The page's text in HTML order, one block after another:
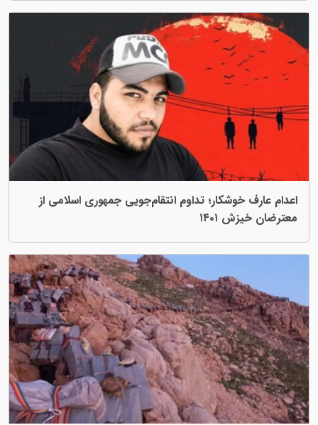
اعدام عارف خوشکار؛ تداوم انتقام‌جویی جمهوری اسلامی از
معترضان خیزش ۱۴۰۱